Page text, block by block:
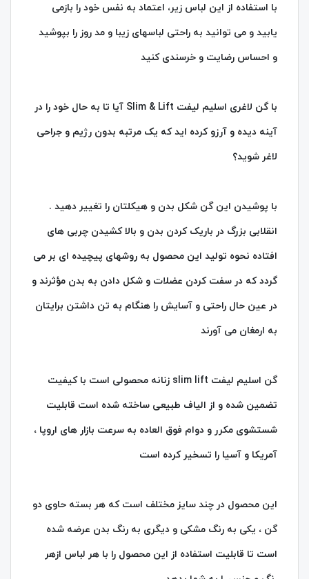
با استفاده از این لباس زیر، اعتماد به نفس خود را بازمی
یابید و می توانید به راحتی لباسهای زیبا و مد روز را بپوشید
و احساس رضایت و خرسندی کنید
با گن لاغری اسلیم لیفت Slim & Lift آیا تا به حال خود را در
آینه دیده و آرزو کرده اید که یک مرتبه بدون رژیم و جراحی
لاغر شوید؟
با پوشیدن این گن شکل بدن و هیکلتان را تغییر دهید .
انقلابی بزرگ در باریک کردن بدن و بالا کشیدن چربی های
افتاده نحوه تولید این محصول به روشهای پیچیده ای بر می
گردد که در سفت کردن عضلات و شکل دادن به بدن مؤثرند و
در عین حال راحتی و آسایش را هنگام به تن داشتن برایتان
به ارمغان می آورند
گن اسلیم لیفت slim lift زنانه محصولی است با کیفیت
تضمین شده و از الیاف طبیعی ساخته شده است قابلیت
شستشوی مکرر و دوام فوق العاده به سرعت بازار های اروپا ،
آمریکا و آسیا را تسخیر کرده است
این محصول در چند سایز مختلف است که هر بسته حاوی دو
گن ، یکی به رنگ مشکی و دیگری به رنگ بدن عرضه شده
است تا قابلیت استفاده از این محصول را با هر لباس ازهر